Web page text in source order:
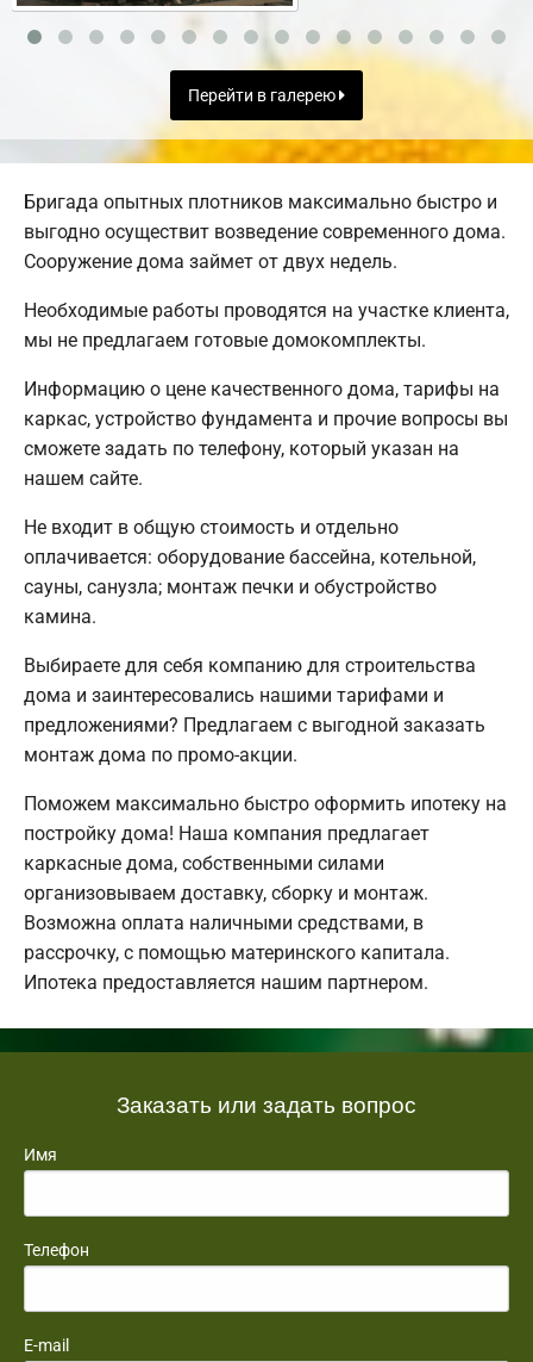
Перейти в галерею
Бригада опытных плотников максимально быстро и
выгодно осуществит возведение современного дома.
Сооружение дома займет от двух недель.
Необходимые работы проводятся на участке клиента,
мы не предлагаем готовые домокомплекты.
Информацию о цене качественного дома, тарифы на
каркас, устройство фундамента и прочие вопросы вы
сможете задать по телефону, который указан на
нашем сайте.
Не входит в общую стоимость и отдельно
оплачивается: оборудование бассейна, котельной,
сауны, санузла; монтаж печки и обустройство
камина.
Выбираете для себя компанию для строительства
дома и заинтересовались нашими тарифами и
предложениями? Предлагаем с выгодной заказать
монтаж дома по промо-акции.
Поможем максимально быстро оформить ипотеку на
постройку дома! Наша компания предлагает
каркасные дома, собственными силами
организовываем доставку, сборку и монтаж.
Возможна оплата наличными средствами, в
рассрочку, с помощью материнского капитала.
Ипотека предоставляется нашим партнером.
Заказать или задать вопрос
Имя
Телефон
E-mail